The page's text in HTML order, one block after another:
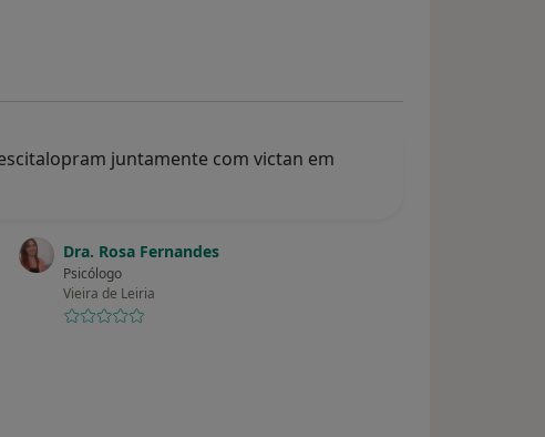
juntamente com victan em
Dra. Rosa Fernandes
Psicólogo
Vieira de Leiria